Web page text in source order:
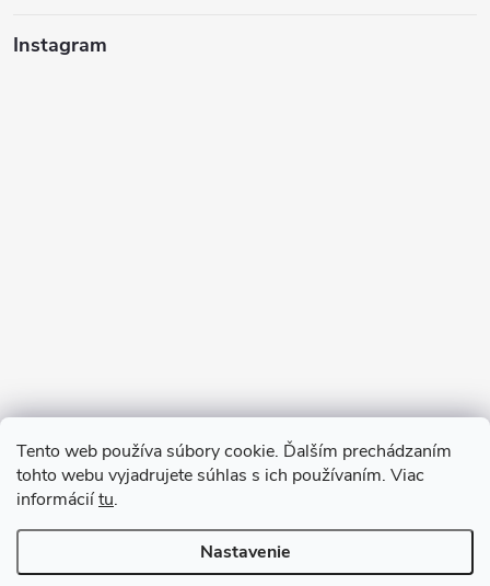
Tento web používa súbory cookie. Ďalším prechádzaním
tohto webu vyjadrujete súhlas s ich používaním. Viac
informáciítu.
Nastavenie
Instagram
Sledovať na Instagrame